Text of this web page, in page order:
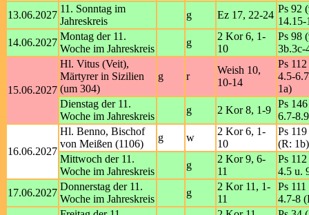
13.06.2027
11. Sonntag im
Jahreskreis
g Ez 17, 22-24
Ps 92
14.15-
14.06.2027
Montag der 11.
Woche im Jahreskreis
g
2 Kor 6, 1-
10
Ps 98
3b.3c-
15.06.2027
Hl. Vitus (Veit),
Märtyrer in Sizilien
(um 304)
g r
Weish 10,
10-14
Ps
4.5-
1a)
Dienstag der 11.
Woche im Jahreskreis
g 2 Kor 8, 1-9
Ps
6.7-
16.06.2027
Hl. Benno, Bischof
von Meißen (1106)
g w
2 Kor 6, 1-
10
Ps
(R: 1b)
Mittwoch der 11.
Woche im Jahreskreis
g
2 Kor 9, 6-
11
Ps
4.5 u.
17.06.2027
Donnerstag der 11.
Woche im Jahreskreis
g
2 Kor 11, 1-
11
Ps
4.7-8